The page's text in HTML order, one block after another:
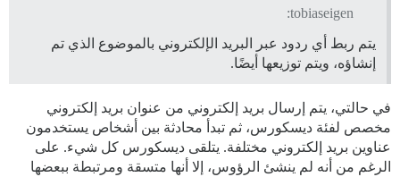
tobiaseigen:
يتم ربط أي ردود عبر البريد الإلكتروني بالموضوع الذي تم
إنشاؤه، ويتم توزيعها أيضًا.
في حالتي، يتم إرسال بريد إلكتروني من عنوان بريد إلكتروني
مخصص لفئة ديسكورس، ثم تبدأ محادثة بين أشخاص يستخدمون
عناوين بريد إلكتروني مختلفة. يتلقى ديسكورس كل شيء. على
الرغم من أنه لم ينشئ الرؤوس، إلا أنها متسقة ومرتبطة ببعضها